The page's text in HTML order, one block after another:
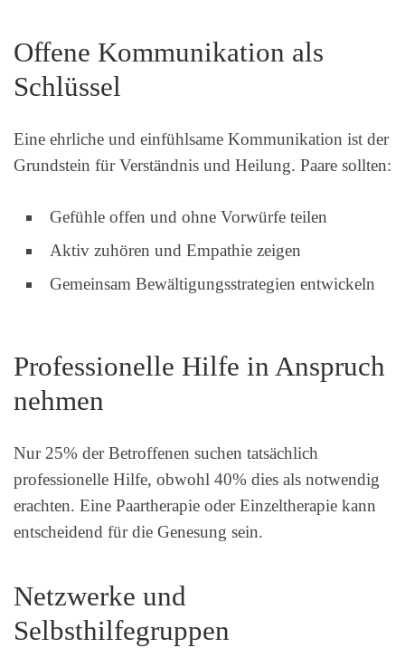
Offene Kommunikation als
Schlüssel
Eine ehrliche und einfühlsame Kommunikation ist der
Grundstein für Verständnis und Heilung. Paare sollten:
Gefühle offen und ohne Vorwürfe teilen
Aktiv zuhören und Empathie zeigen
Gemeinsam Bewältigungsstrategien entwickeln
Professionelle Hilfe in Anspruch
nehmen
Nur 25% der Betroffenen suchen tatsächlich
professionelle Hilfe, obwohl 40% dies als notwendig
erachten. Eine Paartherapie oder Einzeltherapie kann
entscheidend für die Genesung sein.
Netzwerke und
Selbsthilfegruppen